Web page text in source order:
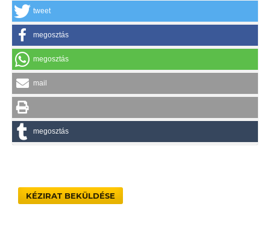
tweet
megosztás
megosztás
mail
megosztás
KÉZIRAT BEKÜLDÉSE